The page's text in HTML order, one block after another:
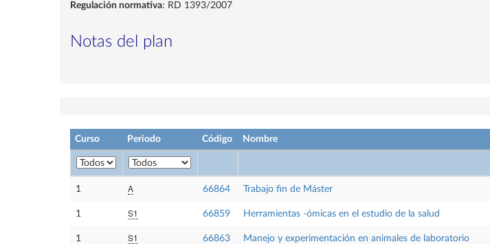
Regulación normativa: RD 1393/2007
Notas del plan
Curso Periodo Código Nombre
1 A 66864 Trabajo fin de Máster
1 S1 66859 Herramientas -ómicas en el estudio de la salud
1 S1 66863 Manejo y experimentación en animales de laboratorio